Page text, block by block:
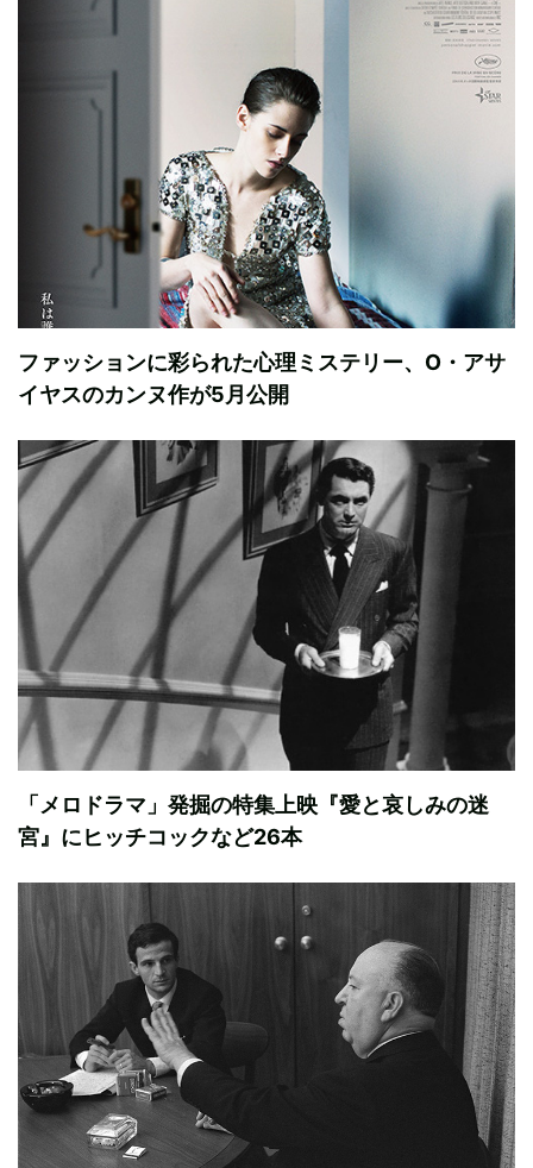
ファッションに彩られた心理ミステリー、O・アサ
イヤスのカンヌ作が5月公開
「メロドラマ」発掘の特集上映『愛と哀しみの迷
宮』にヒッチコックなど26本